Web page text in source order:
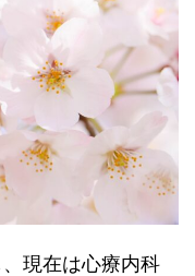
現在は心療内科